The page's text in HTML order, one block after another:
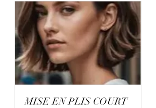
MISE EN PLIS COURT